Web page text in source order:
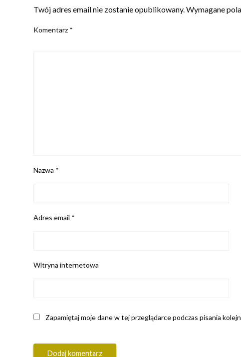
Twój adres email nie zostanie opublikowany.Wymagane
Komentarz *
Nazwa *
Adres email *
Witryna internetowa
Zapamiętaj moje dane w tej przeglądarce podczas pisania